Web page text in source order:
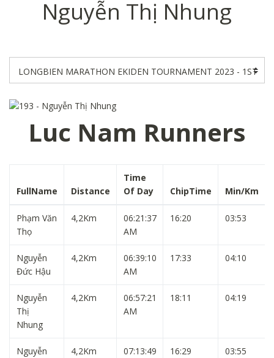
Nguyễn Thị Nhung
Luc Nam Runners
FullName Distance
Time
Of Day
ChipTime Min/Km
Phạm Văn
Thọ
4,2Km
06:21:37
AM
16:20 03:53
Nguyễn
Đức Hậu
4,2Km
06:39:10
AM
17:33 04:10
Nguyễn
Thị
Nhung
4,2Km
06:57:21
AM
18:11 04:19
Nguyễn
4,2Km
07:13:49
16:29 03:55